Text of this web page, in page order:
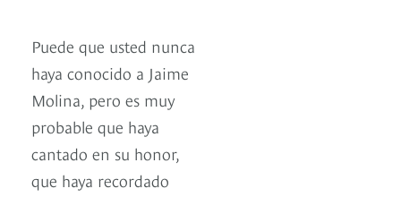
Puede que usted nunca
haya conocido a Jaime
Molina, pero es muy
probable que haya
cantado en su honor,
que haya recordado